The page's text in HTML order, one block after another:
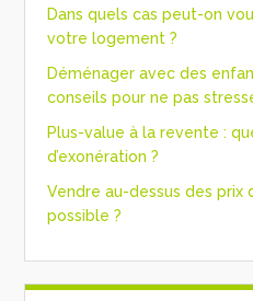
Dans quels cas peut-on
votre logement ?
Déménager avec des
conseils pour ne pas
Plus-value à la revente :
d’exonération ?
Vendre au-dessus des prix
possible ?